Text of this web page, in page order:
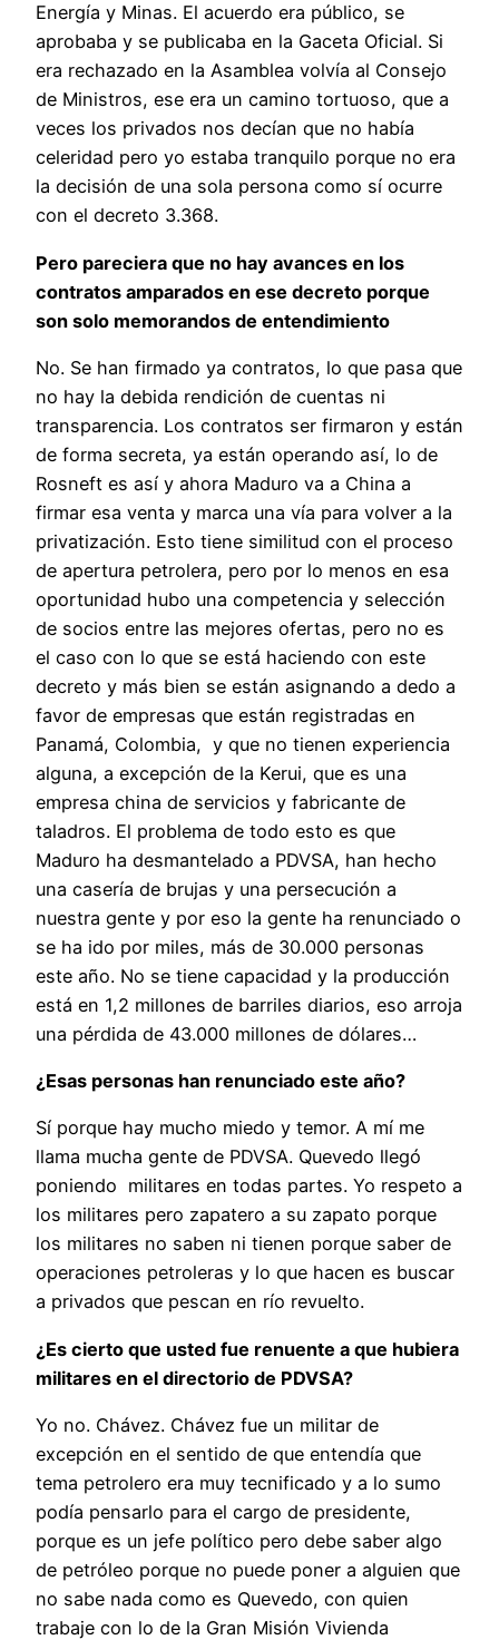
Energía y Minas. El acuerdo era público, se
aprobaba y se publicaba en la Gaceta Oficial. Si
era rechazado en la Asamblea volvía al Consejo
de Ministros, ese era un camino tortuoso, que a
veces los privados nos decían que no había
celeridad pero yo estaba tranquilo porque no era
la decisión de una sola persona como sí ocurre
con el decreto 3.368.
Pero pareciera que no hay avances en los
contratos amparados en ese decreto porque
son solo memorandos de entendimiento
No. Se han firmado ya contratos, lo que pasa que
no hay la debida rendición de cuentas ni
transparencia. Los contratos ser firmaron y están
de forma secreta, ya están operando así, lo de
Rosneft es así y ahora Maduro va a China a
firmar esa venta y marca una vía para volver a la
privatización. Esto tiene similitud con el proceso
de apertura petrolera, pero por lo menos en esa
oportunidad hubo una competencia y selección
de socios entre las mejores ofertas, pero no es
el caso con lo que se está haciendo con este
decreto y más bien se están asignando a dedo a
favor de empresas que están registradas en
Panamá, Colombia, y que no tienen experiencia
alguna, a excepción de la Kerui, que es una
empresa china de servicios y fabricante de
taladros. El problema de todo esto es que
Maduro ha desmantelado a PDVSA, han hecho
una casería de brujas y una persecución a
nuestra gente y por eso la gente ha renunciado o
se ha ido por miles, más de 30.000 personas
este año. No se tiene capacidad y la producción
está en 1,2 millones de barriles diarios, eso arroja
una pérdida de 43.000 millones de dólares…
¿Esas personas han renunciado este año?
Sí porque hay mucho miedo y temor. A mí me
llama mucha gente de PDVSA. Quevedo llegó
poniendo militares en todas partes. Yo respeto a
los militares pero zapatero a su zapato porque
los militares no saben ni tienen porque saber de
operaciones petroleras y lo que hacen es buscar
a privados que pescan en río revuelto.
¿Es cierto que usted fue renuente a que hubiera
militares en el directorio de PDVSA?
Yo no. Chávez. Chávez fue un militar de
excepción en el sentido de que entendía que
tema petrolero era muy tecnificado y a lo sumo
podía pensarlo para el cargo de presidente,
porque es un jefe político pero debe saber algo
de petróleo porque no puede poner a alguien que
no sabe nada como es Quevedo, con quien
trabaje con lo de la Gran Misión Vivienda